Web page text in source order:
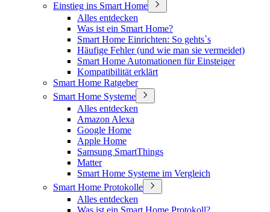
Einstieg ins Smart Home
Alles entdecken
Was ist ein Smart Home?
Smart Home Einrichten: So gehts`s
Häufige Fehler (und wie man sie vermeidet)
Smart Home Automationen für Einsteiger
Kompatibilität erklärt
Smart Home Ratgeber
Smart Home Systeme
Alles entdecken
Amazon Alexa
Google Home
Apple Home
Samsung SmartThings
Matter
Smart Home Systeme im Vergleich
Smart Home Protokolle
Alles entdecken
Was ist ein Smart Home Protokoll?